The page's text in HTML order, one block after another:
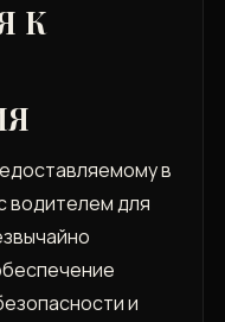
К
в
водителем для
и